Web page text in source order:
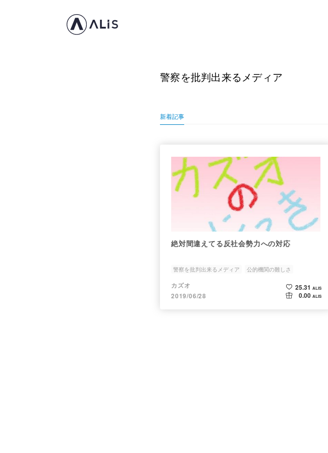
警察を批判出来るメディア
新着記事
絶対間違えてる反社会勢力への対応
警察を批判出来るメディア
公的機関の難しさ
右に習えの日本人
カズオ
2019/06/28
25.31 ALIS
0.00 ALIS